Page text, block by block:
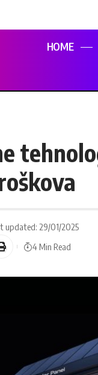
HOME
updated: 29/01/2025
4 Min Read